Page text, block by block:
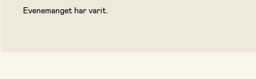
Evenemanget har varit.